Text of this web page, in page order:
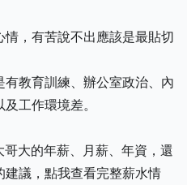
，有苦說不出應該是最貼切
教育訓練、辦公室政治、內
工作環境差。
大的年薪、月薪、年資，還
議，點我查看完整薪水情